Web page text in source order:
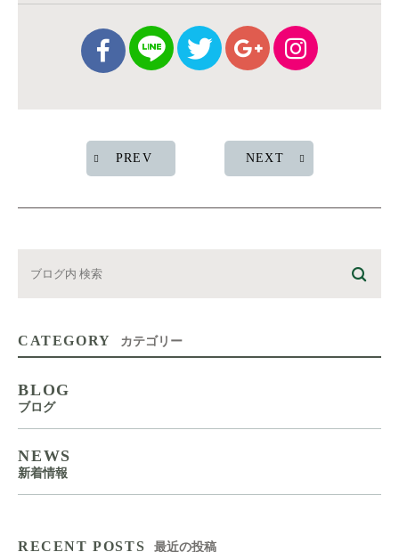
PREV NEXT
CATEGORY カテゴリー
BLOG
ブログ
NEWS
新着情報
RECENT POSTS 最近の投稿